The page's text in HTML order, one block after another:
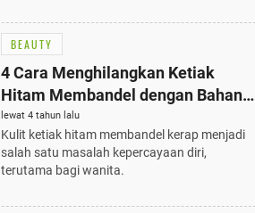
BEAUTY
4 Cara Menghilangkan Ketiak
Hitam Membandel dengan Bahan
Alami
lewat 4 tahun lalu
Kulit ketiak hitam membandel kerap menjadi
salah satu masalah kepercayaan diri,
terutama bagi wanita.